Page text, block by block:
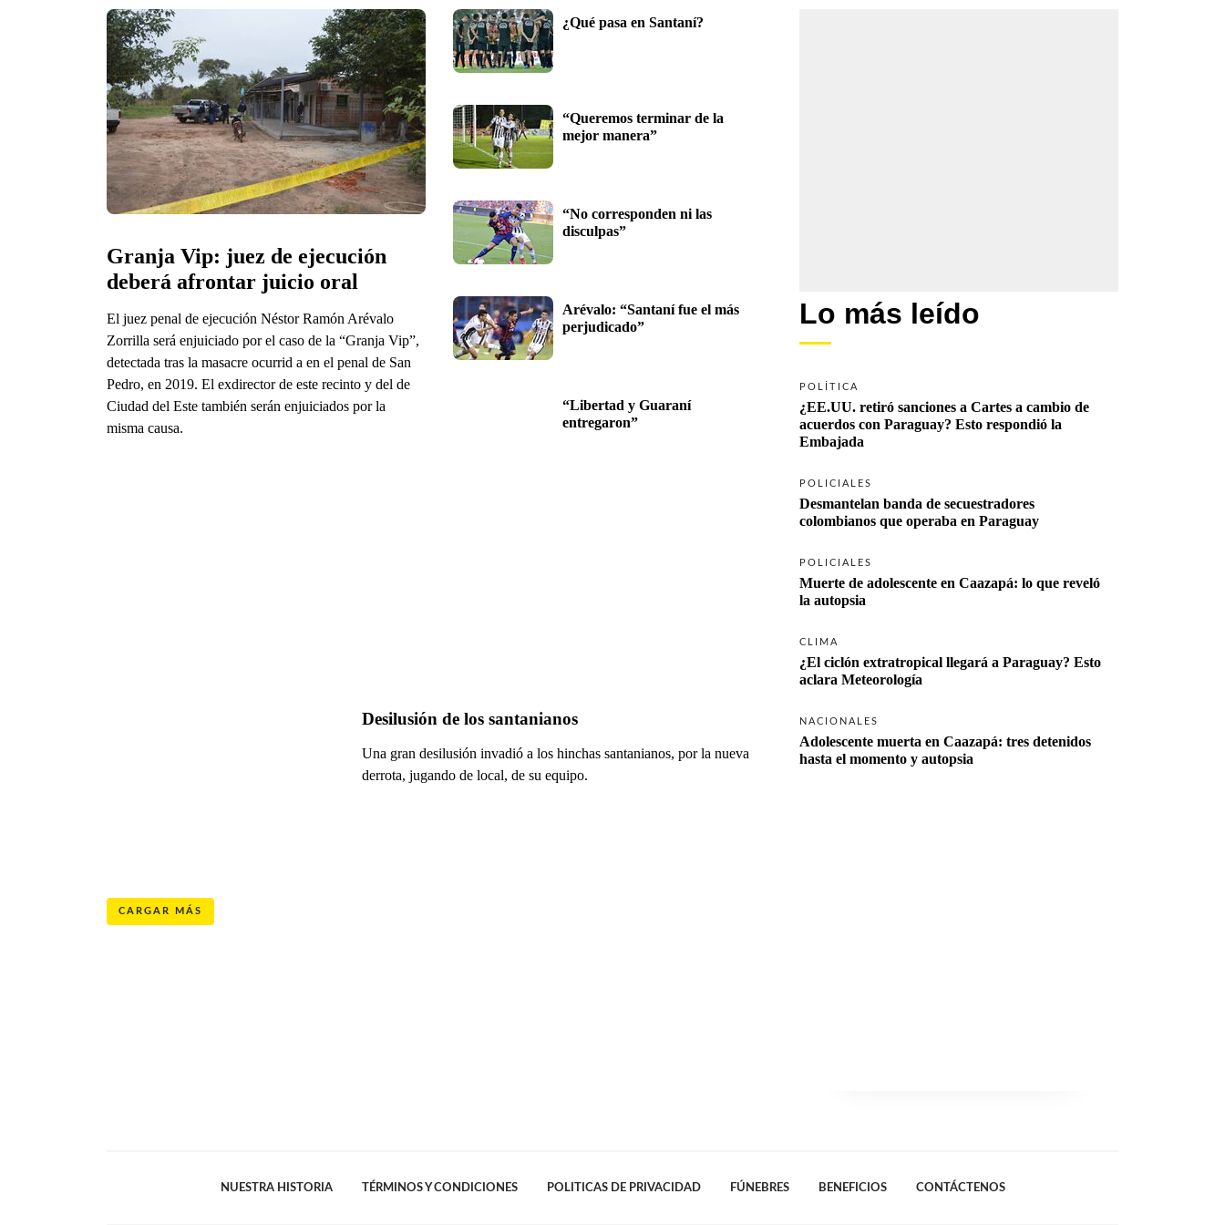
Granja Vip: juez de ejecución
deberá afrontar juicio oral
El juez penal de ejecución Néstor Ramón Arévalo
Zorrilla será enjuiciado por el caso de la “Granja Vip”,
detectada tras la masacre ocurrid a en el penal de San
Pedro, en 2019. El exdirector de este recinto y del de
Ciudad del Este también serán enjuiciados por la
misma causa.
¿Qué pasa en Santaní?
“Queremos terminar de la
mejor manera”
“No corresponden ni las
disculpas”
Arévalo: “Santaní fue el más
perjudicado”
“Libertad y Guaraní
entregaron”
Desilusión de los santanianos
Una gran desilusión invadió a los hinchas santanianos, por la nueva
derrota, jugando de local, de su equipo.
CARGAR MÁS
Lo más leído
POLÍTICA
¿EE.UU. retiró sanciones a Cartes a cambio de
acuerdos con Paraguay? Esto respondió la
Embajada
POLICIALES
Desmantelan banda de secuestradores
colombianos que operaba en Paraguay
POLICIALES
Muerte de adolescente en Caazapá: lo que reveló
la autopsia
CLIMA
¿El ciclón extratropical llegará a Paraguay? Esto
aclara Meteorología
NACIONALES
Adolescente muerta en Caazapá: tres detenidos
hasta el momento y autopsia
NUESTRA HISTORIA TÉRMINOS Y CONDICIONES POLITICAS DE PRIVACIDAD FÚNEBRES BENEFICIOS CONTÁCTENOS